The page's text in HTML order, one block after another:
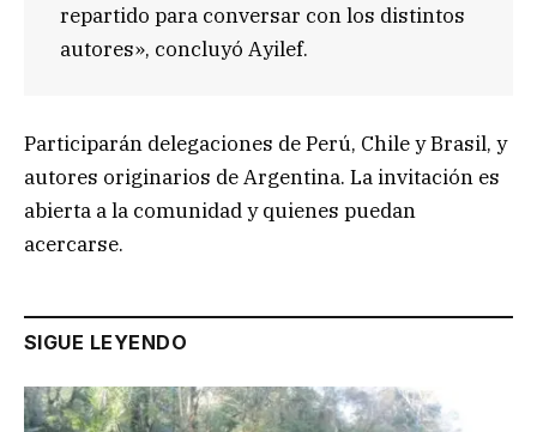
repartido para conversar con los distintos
autores», concluyó Ayilef.
Participarán delegaciones de Perú, Chile y Brasil, y
autores originarios de Argentina. La invitación es
abierta a la comunidad y quienes puedan
acercarse.
SIGUE LEYENDO